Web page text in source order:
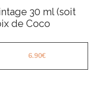
30 ml (soit
de Coco
6.90€